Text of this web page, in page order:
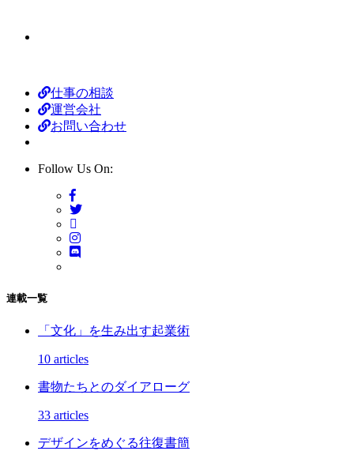
仕事の相談
運営会社
お問い合わせ
Follow Us On:
連載一覧
「文化」を生み出す起業術
10 articles
書物たちとのダイアローグ
33 articles
デザインをめぐる往復書簡